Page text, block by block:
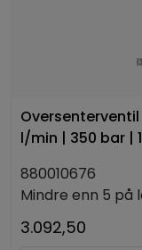
Oversenterventil
l/min | 350 bar |
880010676
Mindre enn 5 på
3.092,50